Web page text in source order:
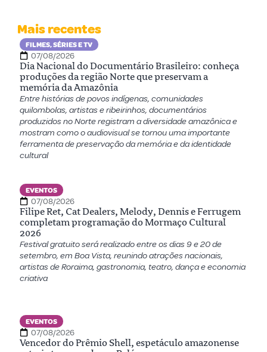
Mais recentes
FILMES, SÉRIES E TV
07/08/2026
Dia Nacional do Documentário Brasileiro: conheça
produções da região Norte que preservam a
memória da Amazônia
Entre histórias de povos indígenas, comunidades
quilombolas, artistas e ribeirinhos, documentários
produzidos no Norte registram a diversidade amazônica e
mostram como o audiovisual se tornou uma importante
ferramenta de preservação da memória e da identidade
cultural
EVENTOS
07/08/2026
Filipe Ret, Cat Dealers, Melody, Dennis e Ferrugem
completam programação do Mormaço Cultural
2026
Festival gratuito será realizado entre os dias 9 e 20 de
setembro, em Boa Vista, reunindo atrações nacionais,
artistas de Roraima, gastronomia, teatro, dança e economia
criativa
EVENTOS
07/08/2026
Vencedor do Prêmio Shell, espetáculo amazonense